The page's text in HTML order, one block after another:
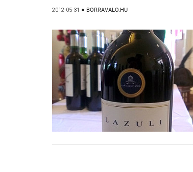
2012-05-31 ● BORRAVALO.HU